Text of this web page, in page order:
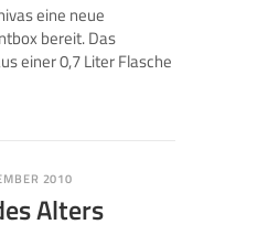
eine neue
bereit. Das
einer 0,7 Liter Flasche
2010
Alters